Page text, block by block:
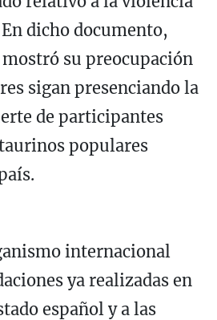
dicho documento,
su preocupación
sigan presenciando la
de participantes
populares
internacional
ya realizadas en
español y a las